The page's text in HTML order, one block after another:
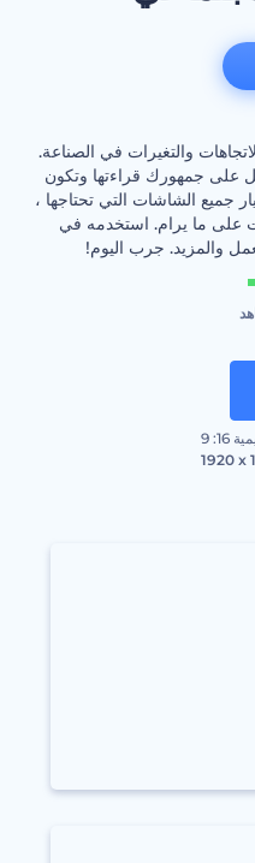
والتغيرات في الصناعة.
على جمهورك قراءتها وتكون
جميع الشاشات التي تحتاجها ،
على ما يرام. استخدمه في
والمزيد. جرب اليوم!
9
1920 x